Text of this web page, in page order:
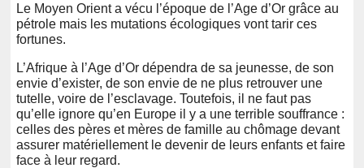
Le Moyen Orient a vécu l’époque de l’Age d’Or grâce au
pétrole mais les mutations écologiques vont tarir ces
fortunes.
L’Afrique à l’Age d’Or dépendra de sa jeunesse, de son
envie d’exister, de son envie de ne plus retrouver une
tutelle, voire de l’esclavage. Toutefois, il ne faut pas
qu’elle ignore qu’en Europe il y a une terrible souffrance :
celles des pères et mères de famille au chômage devant
assurer matériellement le devenir de leurs enfants et faire
face à leur regard.